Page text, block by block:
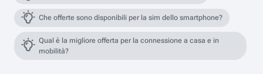
Che offerte sono disponibili per la sim dello smartphone?
Qual è la migliore offerta per la connessione a casa e in
mobilità?